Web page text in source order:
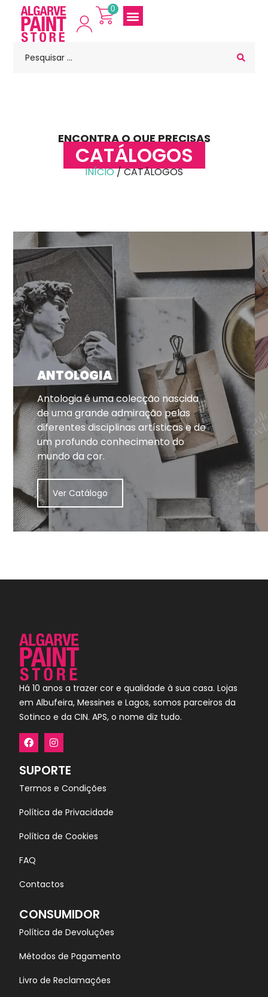
0
ENCONTRA O QUE PRECISAS
CATÁLOGOS
INÍCIO/ CATÁLOGOS
ANTOLOGIA
Antologia é uma colecção nascida
de uma grande admiração pelas
diferentes disciplinas artísticas e de
um profundo conhecimento do
mundo da cor.
Ver Catálogo
Há 10 anos a trazer cor e qualidade à sua casa. Lojas
em Albufeira, Messines e Lagos, somos parceiros da
Sotinco e da CIN. APS, o nome diz tudo.
SUPORTE
Termos e Condições
Política de Privacidade
Política de Cookies
FAQ
Contactos
CONSUMIDOR
Política de Devoluções
Métodos de Pagamento
Livro de Reclamações